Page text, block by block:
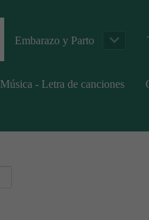
Embarazo y Parto
Música - Letra de canciones